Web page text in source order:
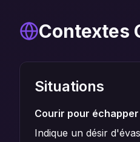
Contextes
Situations
Courir pour
Indique un désir